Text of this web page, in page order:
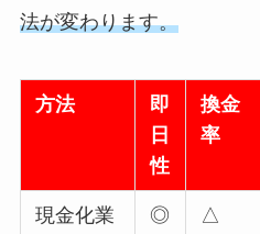
法が変わります。
方法
即
日
性
換金
率
現金化業
◎
△